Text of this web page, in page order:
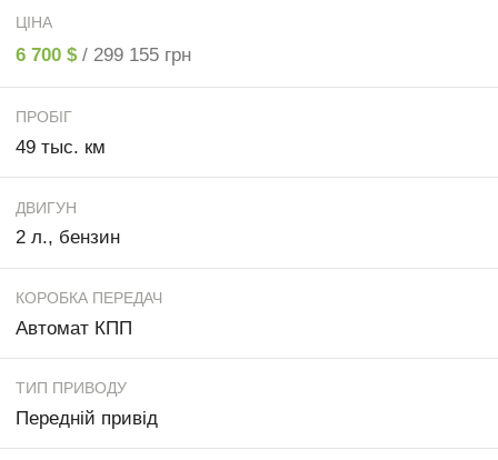
ЦІНА
6 700 $ / 299 155 грн
ПРОБІГ
49 тыс. км
ДВИГУН
2 л., бензин
КОРОБКА ПЕРЕДАЧ
Автомат КПП
ТИП ПРИВОДУ
Передній привід